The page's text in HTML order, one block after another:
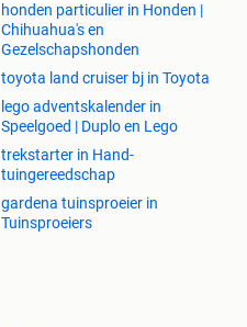
honden particulier in Honden |
Chihuahua's en
Gezelschapshonden
toyota land cruiser bj in Toyota
lego adventskalender in
Speelgoed | Duplo en Lego
trekstarter in Hand-
tuingereedschap
gardena tuinsproeier in
Tuinsproeiers